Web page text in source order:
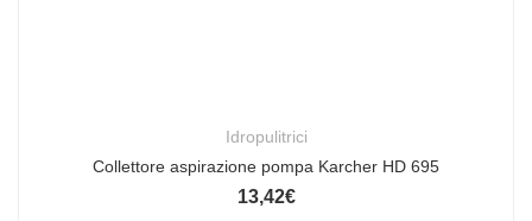
Idropulitrici
Collettore aspirazione pompa Karcher HD 695
13,42€